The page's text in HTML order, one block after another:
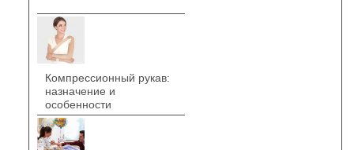
Компрессионный рукав:
назначение и
особенности